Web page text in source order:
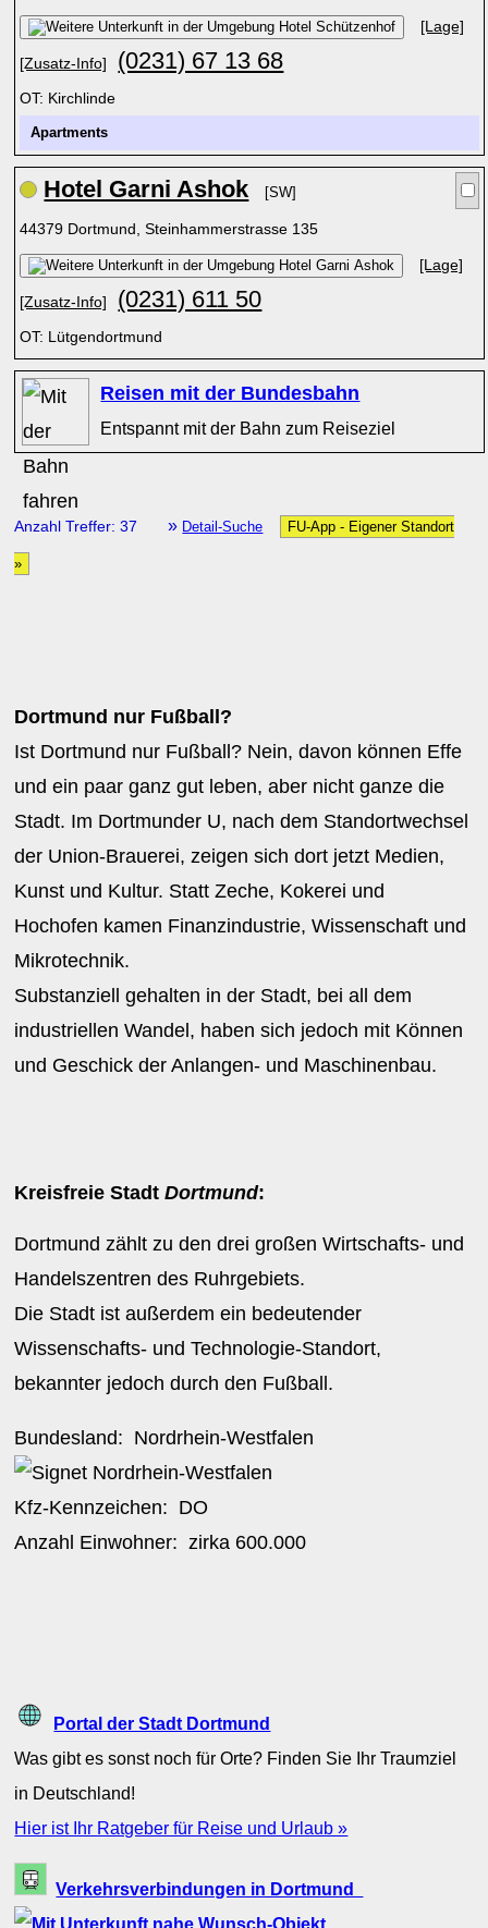
[Lage]
[Zusatz-Info] (0231) 67 13 68
OT: Kirchlinde
Apartments
Hotel Garni Ashok [SW]
44379 Dortmund, Steinhammerstrasse 135
[Lage]
[Zusatz-Info] (0231) 611 50
OT: Lütgendortmund
Reisen mit der Bundesbahn
Entspannt mit der Bahn zum Reiseziel
Anzahl Treffer: 37 » Detail-Suche FU-App - Eigener Standort
»
Dortmund nur Fußball?
Ist Dortmund nur Fußball? Nein, davon können Effe
und ein paar ganz gut leben, aber nicht ganze die
Stadt. Im Dortmunder U, nach dem Standortwechsel
der Union-Brauerei, zeigen sich dort jetzt Medien,
Kunst und Kultur. Statt Zeche, Kokerei und
Hochofen kamen Finanzindustrie, Wissenschaft und
Mikrotechnik.
Substanziell gehalten in der Stadt, bei all dem
industriellen Wandel, haben sich jedoch mit Können
und Geschick der Anlangen- und Maschinenbau.
Kreisfreie StadtDortmund:
Dortmund zählt zu den drei großen Wirtschafts- und
Handelszentren des Ruhrgebiets.
Die Stadt ist außerdem ein bedeutender
Wissenschafts- und Technologie-Standort,
bekannter jedoch durch den Fußball.
Bundesland: Nordrhein-Westfalen
Kfz-Kennzeichen: DO
Anzahl Einwohner: zirka 600.000
Portal der Stadt Dortmund
Was gibt es sonst noch für Orte? Finden Sie Ihr Traumziel
in Deutschland!
Hier ist Ihr Ratgeber für Reise und Urlaub »
Verkehrsverbindungen in Dortmund